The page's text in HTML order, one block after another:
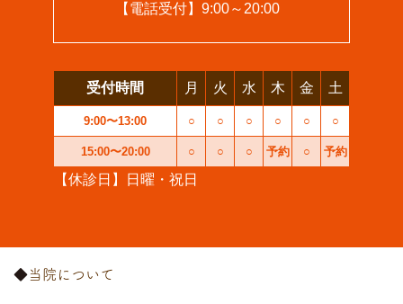
【電話受付】9:00～20:00
受付時間 月 火 水 木 金 土
9:00〜13:00 ○ ○ ○ ○ ○ ○
15:00〜20:00 ○ ○ ○ 予約 ○ 予約
【休診日】日曜・祝日
当院について